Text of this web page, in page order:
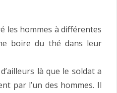
les hommes à différentes
boire du thé dans leur
là que le soldat a
par l’un des hommes. Il